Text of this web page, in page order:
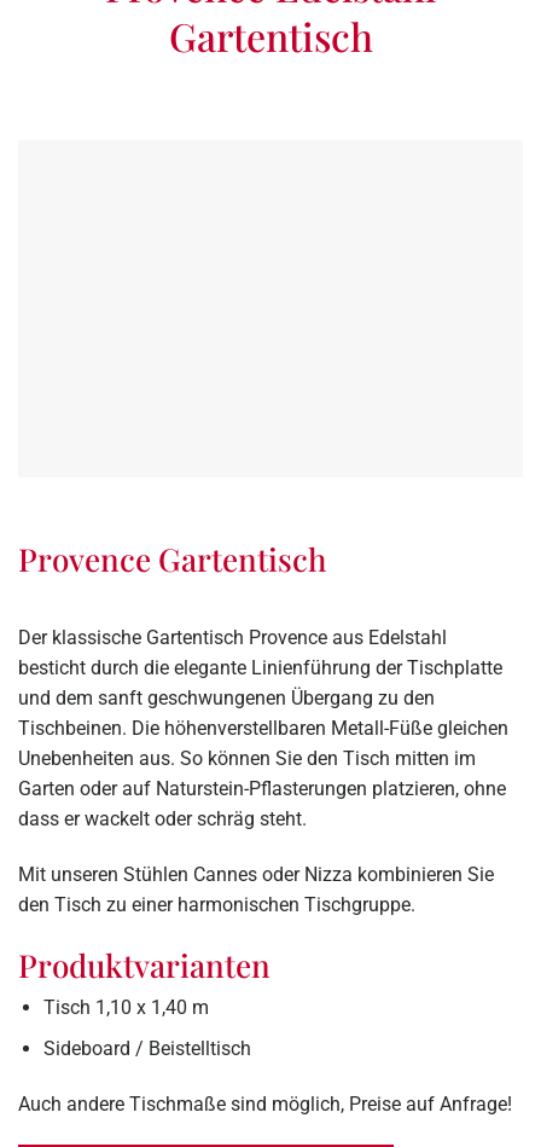
Gartentisch
Provence Gartentisch
Der klassische Gartentisch Provence aus Edelstahl
besticht durch die elegante Linienführung der Tischplatte
und dem sanft geschwungenen Übergang zu den
Tischbeinen. Die höhenverstellbaren Metall-Füße gleichen
Unebenheiten aus. So können Sie den Tisch mitten im
Garten oder auf Naturstein-Pflasterungen platzieren, ohne
dass er wackelt oder schräg steht.
Mit unseren Stühlen Cannes oder Nizza kombinieren Sie
den Tisch zu einer harmonischen Tischgruppe.
Produktvarianten
Tisch 1,10 x 1,40 m
Sideboard / Beistelltisch
Auch andere Tischmaße sind möglich, Preise auf Anfrage!